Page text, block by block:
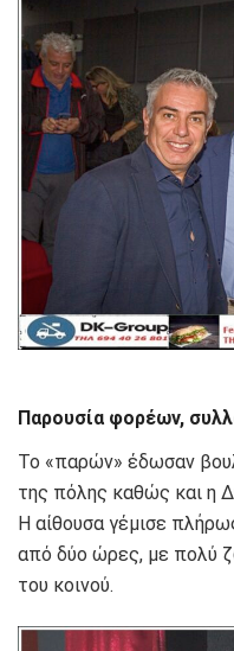
Παρουσία φορέων,
Το «παρών» έδωσαν
της πόλης καθώς και η
Η αίθουσα γέμισε
από δύο ώρες, με πολύ
του κοινού.